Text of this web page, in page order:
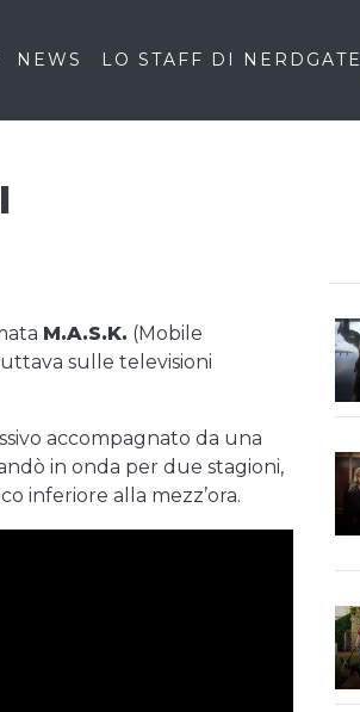
NEWS LO STAFF DI NERDGATE
M.A.S.K. (Mobile
sulle televisioni
accompagnato da una
in onda per due stagioni,
inferiore alla mezz’ora.